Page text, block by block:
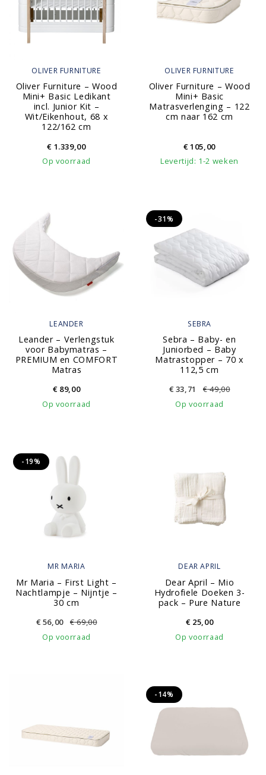
OLIVER FURNITURE
Oliver Furniture – Wood
Mini+ Basic Ledikant
incl. Junior Kit –
Wit/Eikenhout, 68 x
122/162 cm
€1.339,00
Op voorraad
OLIVER FURNITURE
Oliver Furniture – Wood
Mini+ Basic
Matrasverlenging – 122
cm naar 162 cm
€105,00
Levertijd: 1-2 weken
LEANDER
Leander – Verlengstuk
voor Babymatras –
PREMIUM en COMFORT
Matras
€89,00
Op voorraad
SEBRA
Sebra – Baby- en
Juniorbed – Baby
Matrastopper – 70 x
112,5 cm
€ 33,71 €49,00
-31%
Op voorraad
MR MARIA
Mr Maria – First Light –
Nachtlampje – Nijntje –
30 cm
€ 56,00 €69,00
-19%
Op voorraad
DEAR APRIL
Dear April – Mio
Hydrofiele Doeken 3-
pack – Pure Nature
€25,00
Op voorraad
-14%